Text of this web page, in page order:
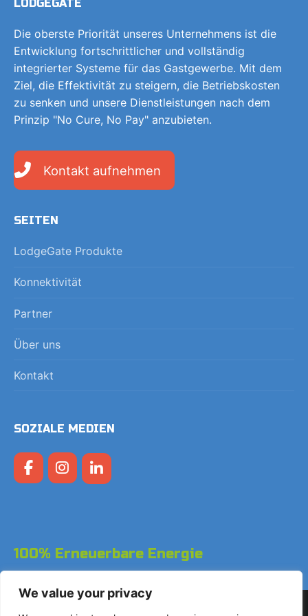
We value your privacy
LODGEGATE
Die oberste Priorität unseres Unternehmens ist die
Entwicklung fortschrittlicher und vollständig
integrierter Systeme für das Gastgewerbe. Mit dem
Ziel, die Effektivität zu steigern, die Betriebskosten
zu senken und unsere Dienstleistungen nach dem
Prinzip "No Cure, No Pay" anzubieten.
Kontakt aufnehmen
SEITEN
LodgeGate Produkte
Konnektivität
Partner
Über uns
Kontakt
SOZIALE MEDIEN
100% Erneuerbare Energie
Copyright © 2026 LodgeGate PMS - Powered by Hotels